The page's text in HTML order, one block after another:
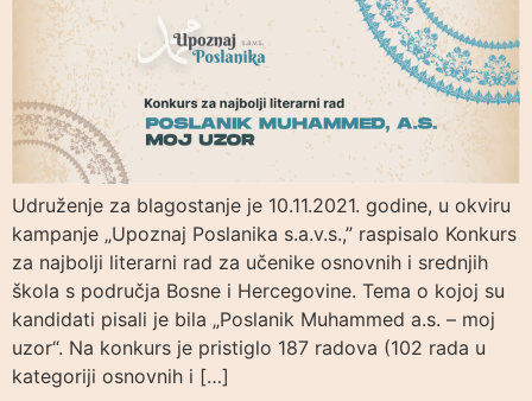
Udruženje za blagostanje je 10.11.2021. godine, u okviru
kampanje „Upoznaj Poslanika s.a.v.s.,” raspisalo Konkurs
za najbolji literarni rad za učenike osnovnih i srednjih
škola s područja Bosne i Hercegovine. Tema o kojoj su
kandidati pisali je bila „Poslanik Muhammed a.s. – moj
uzor“. Na konkurs je pristiglo 187 radova (102 rada u
kategoriji osnovnih i […]